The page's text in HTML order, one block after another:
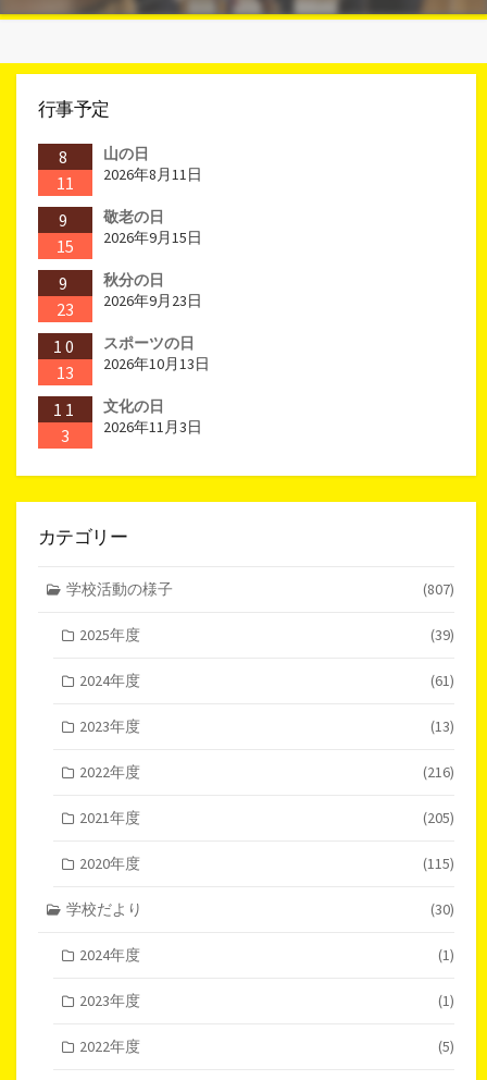
行事予定
8
11
山の日
2026年8月11日
9
15
敬老の日
2026年9月15日
9
23
秋分の日
2026年9月23日
10
13
スポーツの日
2026年10月13日
11
3
文化の日
2026年11月3日
カテゴリー
学校活動の様子 (807)
2025年度 (39)
2024年度 (61)
2023年度 (13)
2022年度 (216)
2021年度 (205)
2020年度 (115)
学校だより (30)
2024年度 (1)
2023年度 (1)
2022年度 (5)